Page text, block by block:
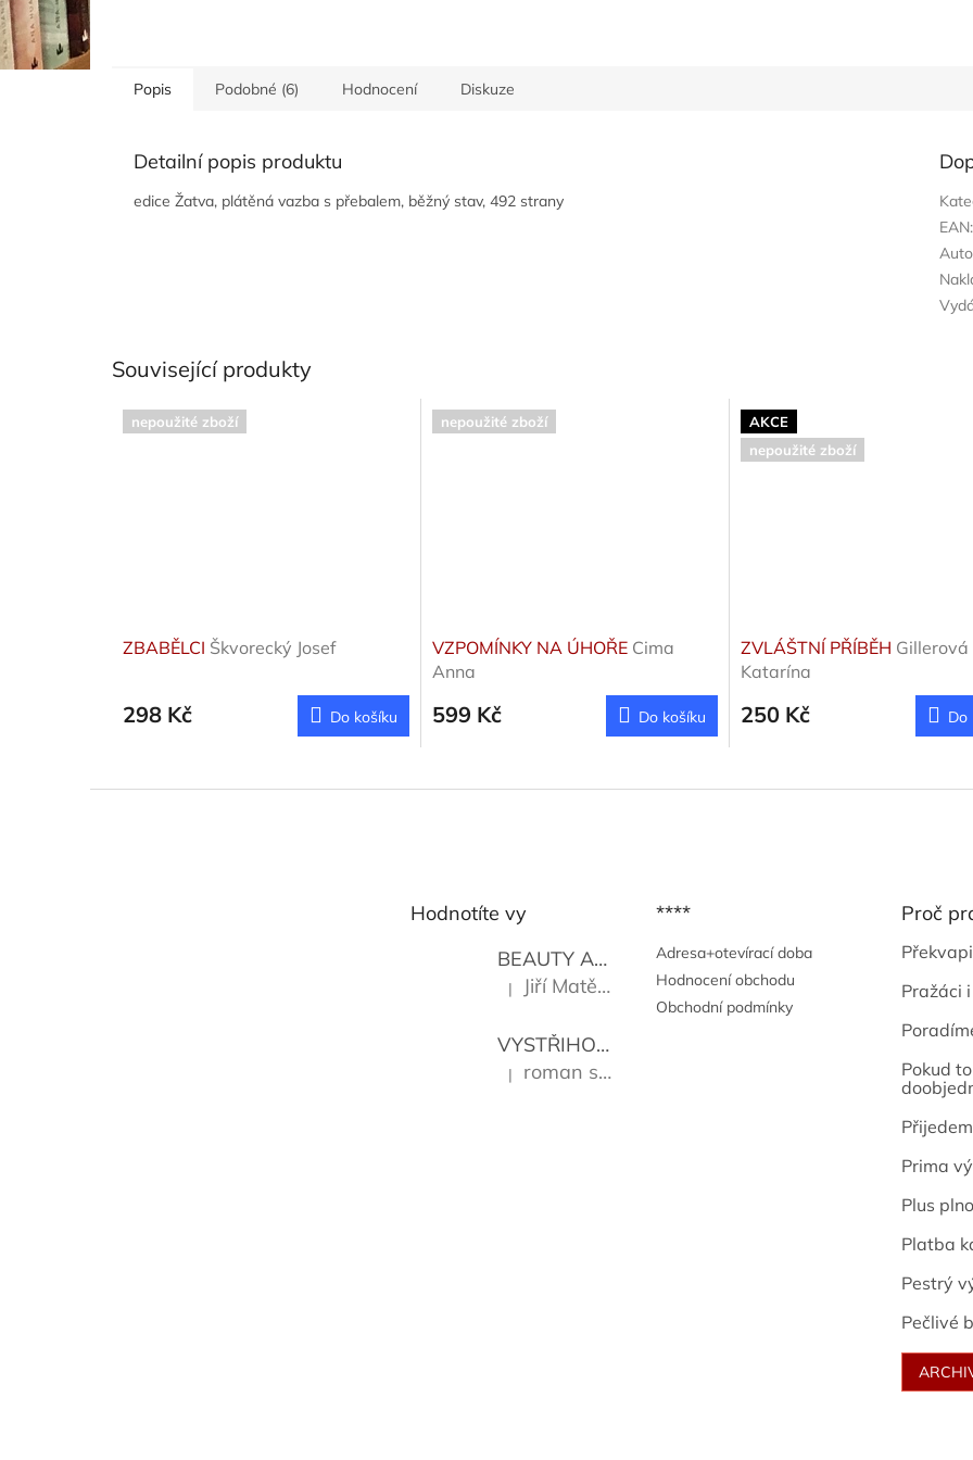
Popis Podobné (6) Hodnocení Diskuze
Detailní popis produktu
edice Žatva, plátěná vazba s přebalem, běžný stav, 492 strany
EAN:
Související produkty
nepoužité zboží
ZBABĚLCI Škvorecký Josef
298 Kč Do košíku
nepoužité zboží
VZPOMÍNKY NA ÚHOŘE Cima
Anna
599 Kč Do košíku
AKCE
nepoužité zboží
ZVLÁŠTNÍ PŘÍBĚH Gillerová
Katarína
250 Kč Do
Hodnotíte vy
BEAUTY AND THE BEAT
Go Go's
Hodnocení produktu je 5 z 5 hvězdiček.
| Jiří Matějů
VYSTŘIHOVÁNKY - PRAŽSKÉ PAMÁTKY Kropáček
Hodnocení produktu je 5 z 5 hvězdiček.
| roman sekanina
****
Adresa+otevírací doba
Hodnocení obchodu
Obchodní podmínky
Proč
Pražáci
Pokud
Prima
Plus
Platba
Pestrý
Pečlivé